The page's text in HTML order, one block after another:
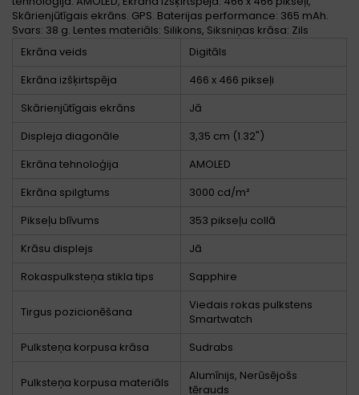
Skārienjūtīgais ekrāns. GPS. Baterijas performance: 365 mAh.
Svars: 38 g. Lentes materiāls: Silikons, Siksniņas krāsa: Zils
Ekrāna veids
Digitāls
Ekrāna izšķirtspēja
466 x 466 pikseļi
Skārienjūtīgais ekrāns
Jā
Displeja diagonāle
3,35 cm (1.32")
Ekrāna tehnoloģija
AMOLED
Ekrāna spilgtums
3000 cd/m²
Pikseļu blīvums
353 pikseļu collā
Krāsu displejs
Jā
Rokaspulksteņa stikla tips
Sapphire
Tirgus pozicionēšana
Viedais rokas pulkstens
Smartwatch
Pulksteņa korpusa krāsa
Sudrabs
Pulksteņa korpusa materiāls
Alumīnijs, Nerūsējošs
tērauds